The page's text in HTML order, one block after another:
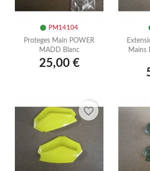
PM14104
Proteges Main POWER
MADD Blanc
25,00 €
Mains
favorite_border